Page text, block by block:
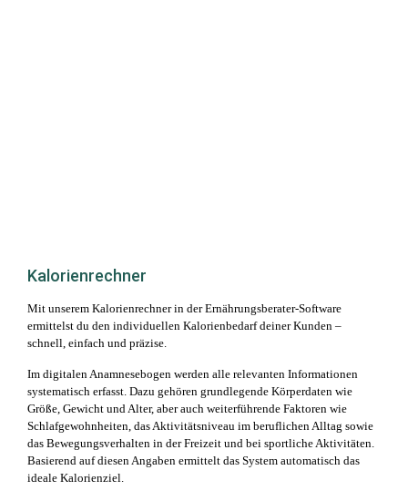
Kalorienrechner
Mit unserem Kalorienrechner in der Ernährungsberater-Software
ermittelst du den individuellen Kalorienbedarf deiner Kunden –
schnell, einfach und präzise.
Im digitalen Anamnesebogen werden alle relevanten Informationen
systematisch erfasst. Dazu gehören grundlegende Körperdaten wie
Größe, Gewicht und Alter, aber auch weiterführende Faktoren wie
Schlafgewohnheiten, das Aktivitätsniveau im beruflichen Alltag sowie
das Bewegungsverhalten in der Freizeit und bei sportliche Aktivitäten.
Basierend auf diesen Angaben ermittelt das System automatisch das
ideale Kalorienziel.